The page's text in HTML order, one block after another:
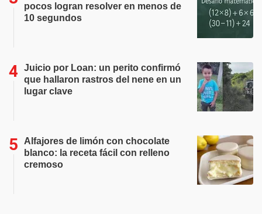
pocos logran resolver en menos de
10 segundos
Juicio por Loan: un perito confirmó
que hallaron rastros del nene en un
lugar clave
Alfajores de limón con chocolate
blanco: la receta fácil con relleno
cremoso